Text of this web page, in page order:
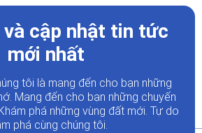
và cập nhật tin tức
mới nhất
tôi là mang đến cho bạn những
Mang đến cho bạn những chuyến
phá những vùng đất mới. Tự do
phá cùng chúng tôi.